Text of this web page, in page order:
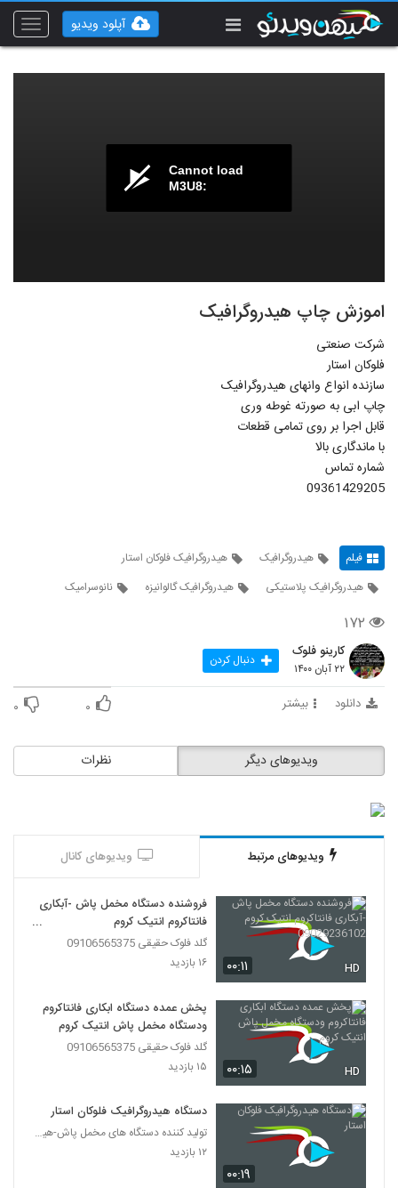
Toggle
آپلود ویدیو
Cannot load
M3U8:
اموزش چاپ هیدروگرافیک
شرکت صنعتی
فلوکان استار
سازنده انواع وانهای هیدروگرافیک
چاپ ابی به صورته غوطه وری
قابل اجرا بر روی تمامی قطعات
با ماندگاری بالا
شماره تماس
09361429205
فیلم هیدروگرافیک
هیدروگرافیک فلوکان استار
هیدروگرافیک پلاستیکی
هیدروگرافیک گالوانیزه نانوسرامیک
۱۷۲
کارینو فلوک
۲۲ آبان ۱۴۰۰ دنبال کردن
دانلود بیشتر ۰ ۰
نظرات ویدیوهای دیگر
ویدیوهای مرتبط ویدیوهای کانال
۰۰:۱۱ HD
فروشنده دستگاه مخمل پاش -آبکاری
فانتاکروم انتیک کروم
09029236102
گلد فلوک حقیقی 09106565375
۱۶ بازدید
۰۰:۱۵ HD
پخش عمده دستگاه ابکاری فانتاکروم
ودستگاه مخمل پاش انتیک کروم
گلد فلوک حقیقی 09106565375
۱۵ بازدید
۰۰:۱۹
دستگاه هیدروگرافیک فلوکان استار
تولید کننده دستگاه های مخمل پاش-هیدروگرافیک-ابکاری
۱۲ بازدید